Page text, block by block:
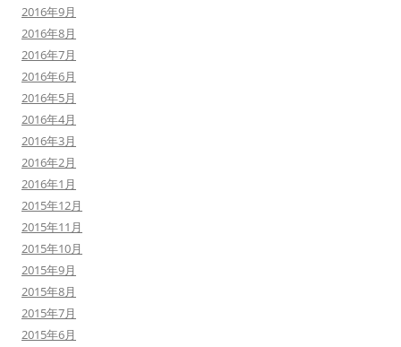
2016年9月
2016年8月
2016年7月
2016年6月
2016年5月
2016年4月
2016年3月
2016年2月
2016年1月
2015年12月
2015年11月
2015年10月
2015年9月
2015年8月
2015年7月
2015年6月